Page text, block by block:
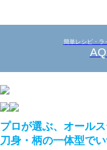
簡単レシピ・ラ
プロが選ぶ、オールス
刀身・柄の一体型でい